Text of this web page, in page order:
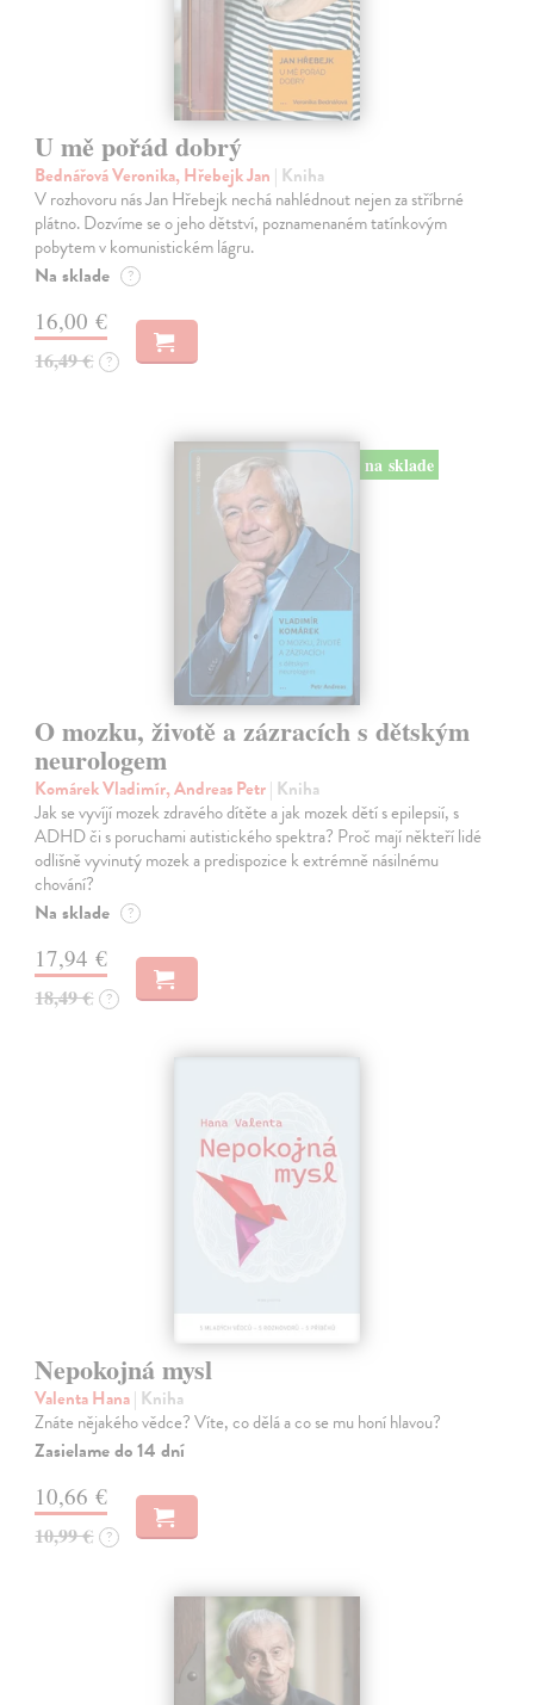
U mě pořád dobrý
Bednářová Veronika, Hřebejk Jan | Kniha
V rozhovoru nás Jan Hřebejk nechá nahlédnout nejen za stříbrné
plátno. Dozvíme se o jeho dětství, poznamenaném tatínkovým
pobytem v komunistickém lágru.
Na sklade ?
16,00 €
16,49 € ?
na sklade
O mozku, životě a zázracích s dětským
neurologem
Komárek Vladimír, Andreas Petr| Kniha
Jak se vyvíjí mozek zdravého dítěte a jak mozek dětí s epilepsií, s
ADHD či s poruchami autistického spektra? Proč mají někteří lidé
odlišně vyvinutý mozek a predispozice k extrémně násilnému
chování?
Na sklade ?
17,94 €
18,49 € ?
Nepokojná mysl
Valenta Hana| Kniha
Znáte nějakého vědce? Víte, co dělá a co se mu honí hlavou?
Zasielame do 14 dní
10,66 €
10,99 € ?